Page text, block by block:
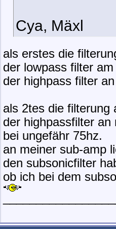
Cya, Mäxl
als erstes die
der lowpass filter
der highpass filter
als 2tes die filterung
der highpassfilter
bei ungefähr 75hz.
an meiner sub-amp
den subsonicfilter
ob ich bei dem